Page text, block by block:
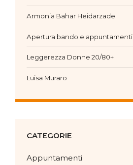
Armonia Bahar Heidarzade
Apertura bando e appuntamenti
Leggerezza Donne 20/80+
Luisa Muraro
CATEGORIE
Appuntamenti